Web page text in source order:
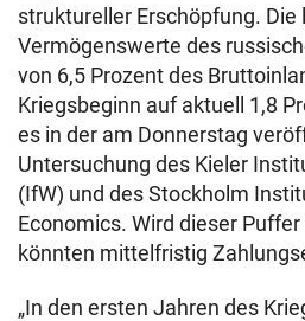
struktureller Erschöpfung. Die
Vermögenswerte des
von 6,5 Prozent des
Kriegsbeginn auf aktuell 1,8
es in der am Donnerstag
Untersuchung des Kieler
(IfW) und des Stockholm
Economics. Wird dieser
könnten mittelfristig
„In den ersten Jahren des